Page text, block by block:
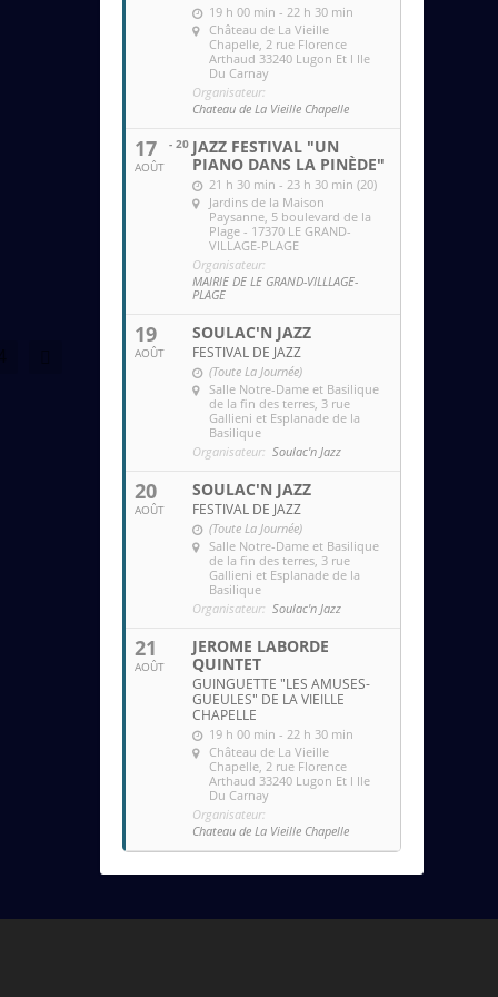
19 h 00 min - 22 h 30 min
Château de La Vieille
Chapelle , 2 rue Florence
Arthaud 33240 Lugon Et l Ile
Du Carnay
Organisateur:
Chateau de La Vieille Chapelle
17
AOÛT
- 20 JAZZ FESTIVAL "UN
PIANO DANS LA PINÈDE"
21 h 30 min - 23 h 30 min (20)
Jardins de la Maison
Paysanne , 5 boulevard de la
Plage - 17370 LE GRAND-
VILLAGE-PLAGE
Organisateur:
MAIRIE DE LE GRAND-VILLLAGE-
PLAGE
19
AOÛT
SOULAC'N JAZZ
FESTIVAL DE JAZZ
(Toute La Journée)
Salle Notre-Dame et Basilique
de la fin des terres , 3 rue
Gallieni et Esplanade de la
Basilique
Organisateur: Soulac'n Jazz
20
AOÛT
SOULAC'N JAZZ
FESTIVAL DE JAZZ
(Toute La Journée)
Salle Notre-Dame et Basilique
de la fin des terres , 3 rue
Gallieni et Esplanade de la
Basilique
Organisateur: Soulac'n Jazz
21
AOÛT
JEROME LABORDE
QUINTET
GUINGUETTE "LES AMUSES-
GUEULES" DE LA VIEILLE
CHAPELLE
19 h 00 min - 22 h 30 min
Château de La Vieille
Chapelle , 2 rue Florence
Arthaud 33240 Lugon Et l Ile
Du Carnay
Organisateur:
Chateau de La Vieille Chapelle